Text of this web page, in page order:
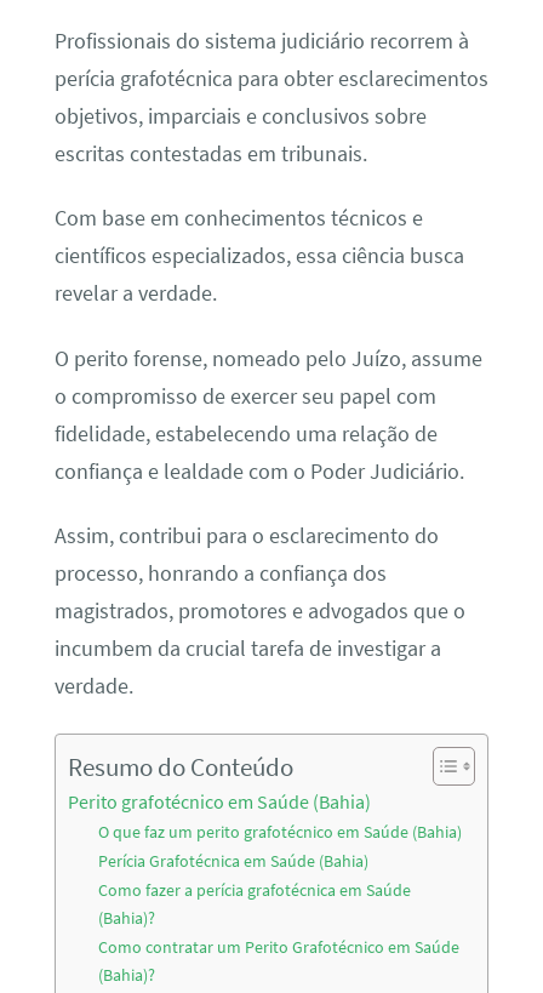
Profissionais do sistema judiciário recorrem à
perícia grafotécnica para obter esclarecimentos
objetivos, imparciais e conclusivos sobre
escritas contestadas em tribunais.
Com base em conhecimentos técnicos e
científicos especializados, essa ciência busca
revelar a verdade.
O perito forense, nomeado pelo Juízo, assume
o compromisso de exercer seu papel com
fidelidade, estabelecendo uma relação de
confiança e lealdade com o Poder Judiciário.
Assim, contribui para o esclarecimento do
processo, honrando a confiança dos
magistrados, promotores e advogados que o
incumbem da crucial tarefa de investigar a
verdade.
Resumo do Conteúdo
Perito grafotécnico em Saúde (Bahia)
O que faz um perito grafotécnico em Saúde (Bahia)
Perícia Grafotécnica em Saúde (Bahia)
Como fazer a perícia grafotécnica em Saúde
(Bahia)?
Como contratar um Perito Grafotécnico em Saúde
(Bahia)?